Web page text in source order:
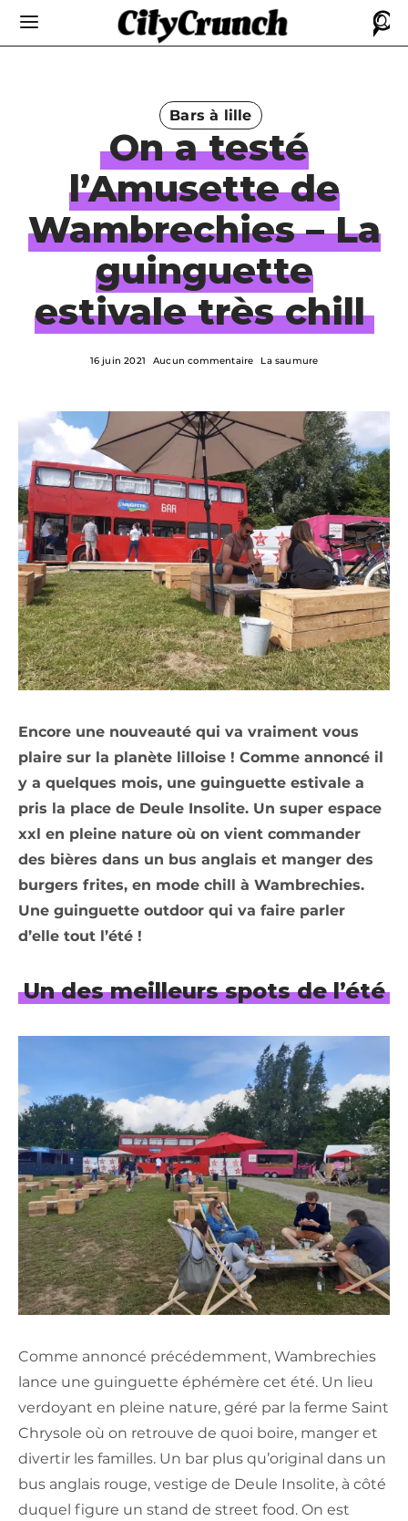
Bars à lille
On a testé
l’Amusette de
Wambrechies – La
guinguette
estivale très chill
16 juin 2021 Aucun commentaire La saumure
Encore une nouveauté qui va vraiment vous
plaire sur la planète lilloise ! Comme annoncé il
y a quelques mois, une guinguette estivale a
pris la place de Deule Insolite. Un super espace
xxl en pleine nature où on vient commander
des bières dans un bus anglais et manger des
burgers frites, en mode chill à Wambrechies.
Une guinguette outdoor qui va faire parler
d’elle tout l’été !
Un des meilleurs spots de l’été
Comme annoncé précédemment, Wambrechies
lance une guinguette éphémère cet été. Un lieu
verdoyant en pleine nature, géré par la ferme Saint
Chrysole où on retrouve de quoi boire, manger et
divertir les familles. Un bar plus qu’original dans un
bus anglais rouge, vestige de Deule Insolite, à côté
duquel figure un stand de street food. On est